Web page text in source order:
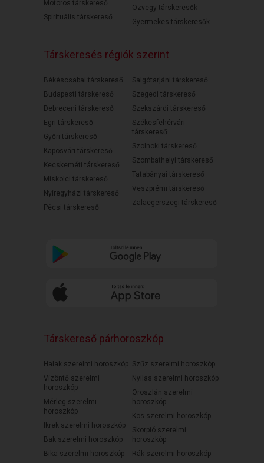
Motoros társkereső
Spirituális társkereső
Özvegy társkeresők
Gyermekes társkeresők
Társkeresés régiók szerint
Békéscsabai társkereső
Budapesti társkereső
Debreceni társkereső
Egri társkereső
Győri társkereső
Kaposvári társkereső
Kecskeméti társkereső
Miskolci társkereső
Nyíregyházi társkereső
Pécsi társkereső
Salgótarjáni társkereső
Szegedi társkereső
Szekszárdi társkereső
Székesfehérvári
társkereső
Szolnoki társkereső
Szombathelyi társkereső
Tatabányai társkereső
Veszprémi társkereső
Zalaegerszegi társkereső
Társkereső párhoroszkóp
Halak szerelmi horoszkóp
Vízöntő szerelmi
horoszkóp
Mérleg szerelmi
horoszkóp
Ikrek szerelmi horoszkóp
Bak szerelmi horoszkóp
Bika szerelmi horoszkóp
Szűz szerelmi horoszkóp
Nyilas szerelmi horoszkóp
Oroszlán szerelmi
horoszkóp
Kos szerelmi horoszkóp
Skorpió szerelmi
horoszkóp
Rák szerelmi horoszkóp